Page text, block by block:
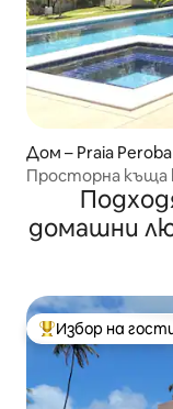
Дом – Praia Peroba
Просторна къща
домашни
Най-популярен
Избор на